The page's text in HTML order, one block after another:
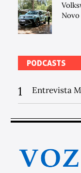
PODCASTS
1 Entrevista